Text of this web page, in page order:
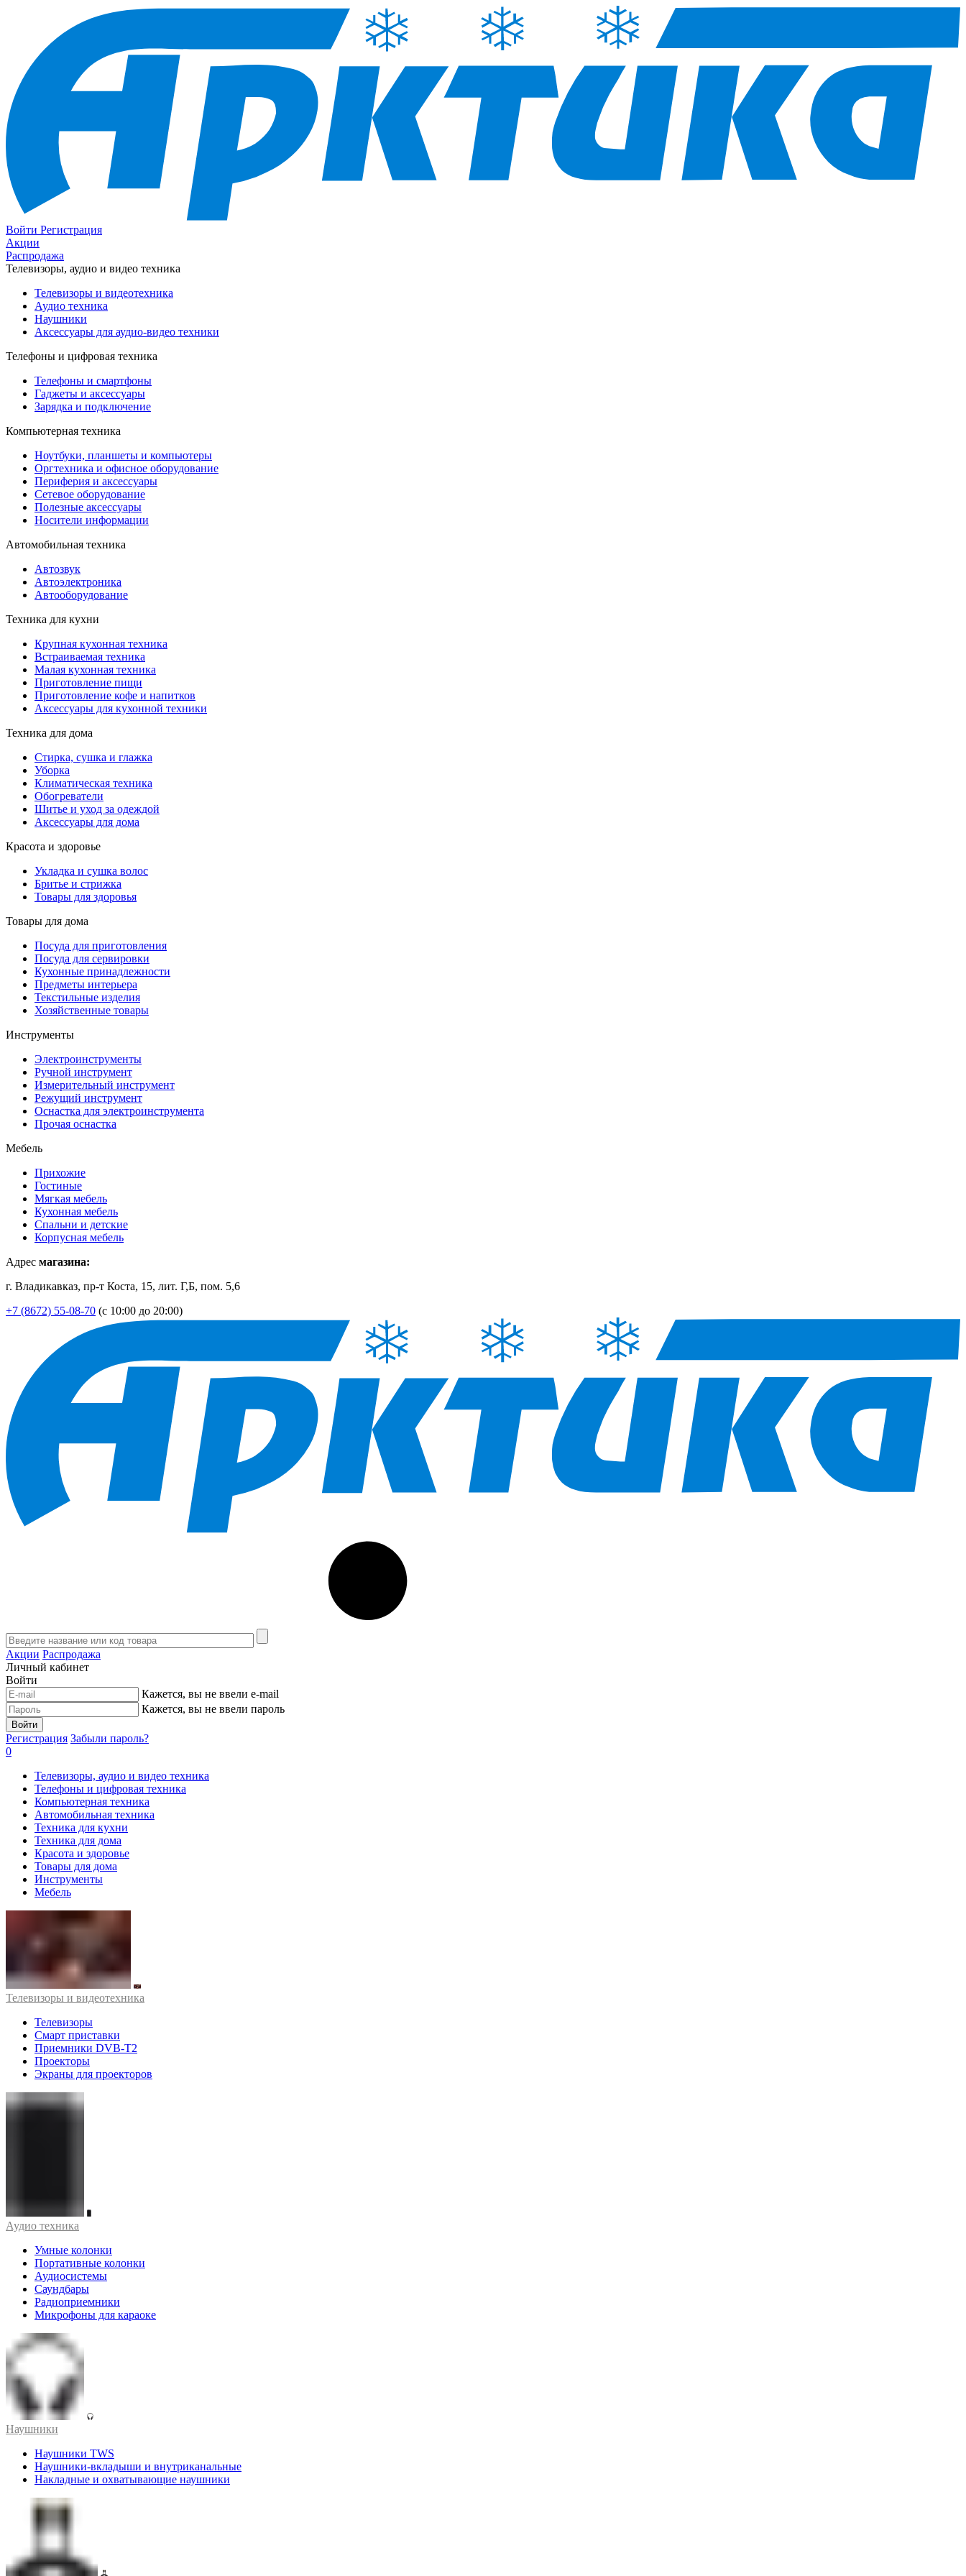
Войти Регистрация
Акции
Распродажа
Телевизоры, аудио и видео техника
Телевизоры и видеотехника
Аудио техника
Наушники
Аксессуары для аудио-видео техники
Телефоны и цифровая техника
Телефоны и смартфоны
Гаджеты и аксессуары
Зарядка и подключение
Компьютерная техника
Ноутбуки, планшеты и компьютеры
Оргтехника и офисное оборудование
Периферия и аксессуары
Cетевое оборудование
Полезные аксессуары
Носители информации
Автомобильная техника
Автозвук
Автоэлектроника
Автооборудование
Техника для кухни
Крупная кухонная техника
Встраиваемая техника
Малая кухонная техника
Приготовление пищи
Приготовление кофе и напитков
Аксессуары для кухонной техники
Техника для дома
Стирка, сушка и глажка
Уборка
Климатическая техника
Обогреватели
Шитье и уход за одеждой
Аксессуары для дома
Красота и здоровье
Укладка и сушка волос
Бритье и стрижка
Товары для здоровья
Товары для дома
Посуда для приготовления
Посуда для сервировки
Кухонные принадлежности
Предметы интерьера
Текстильные изделия
Хозяйственные товары
Инструменты
Электроинструменты
Ручной инструмент
Измерительный инструмент
Режущий инструмент
Оснастка для электроинструмента
Прочая оснастка
Мебель
Прихожие
Гостиные
Мягкая мебель
Кухонная мебель
Спальни и детские
Корпусная мебель
Адрес магазина:
г. Владикавказ, пр-т Коста, 15, лит. Г,Б, пом. 5,6
+7 (8672) 55-08-70 (с 10:00 до 20:00)
Акции Распродажа
Личный кабинет
Войти
Кажется, вы не ввели e-mail
Кажется, вы не ввели пароль
Войти
Регистрация Забыли пароль?
0
Телевизоры, аудио и видео техника
Телефоны и цифровая техника
Компьютерная техника
Автомобильная техника
Техника для кухни
Техника для дома
Красота и здоровье
Товары для дома
Инструменты
Мебель
Телевизоры и видеотехника
Телевизоры
Смарт приставки
Приемники DVB-T2
Проекторы
Экраны для проекторов
Аудио техника
Умные колонки
Портативные колонки
Аудиосистемы
Саундбары
Радиоприемники
Микрофоны для караоке
Наушники
Наушники TWS
Наушники-вкладыши и внутриканальные
Накладные и охватывающие наушники